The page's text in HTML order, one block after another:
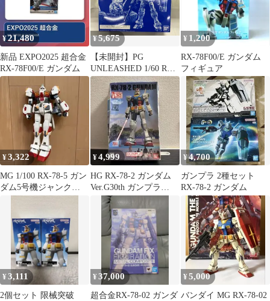
¥21,480
新品 EXPO2025 超合金
RX-78F00/E ガンダム
¥5,675
【未開封】PG
UNLEASHED 1/60 RX-
78-2 ガンダム クリアカ
ラーボディ
¥ 1,200
RX-78F00/E ガンダム
フィギュア
¥3,322
MG 1/100 RX-78-5 ガン
ダム5号機ジャンク
¥4,999
HG RX-78-2 ガンダム
Ver.G30th ガンプラ
1/144
¥4,700
ガンプラ 2種セット
RX-78-2 ガンダム
¥3,111
2個セット 限械突破
¥37,000
超合金RX-78-02 ガンダ
¥5,000
バンダイ MG RX-78-02